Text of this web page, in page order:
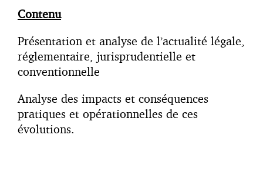
Contenu
Présentation et analyse de l’actualité légale,
réglementaire, jurisprudentielle et
conventionnelle
Analyse des impacts et conséquences
pratiques et opérationnelles de ces
évolutions.